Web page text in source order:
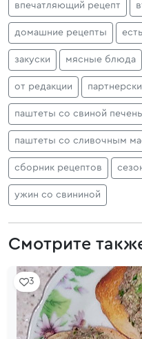
впечатляющий рецепт
домашние рецепты
закуски мясные блюда
от редакции
паштеты со свиной
паштеты со сливочным
сборник рецептов
ужин со свининой
Смотрите
3